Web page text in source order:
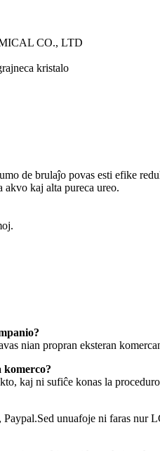
CO., LTD
kristalo
de brulaĵo povas esti efike
akvo kaj alta pureca ureo.
nian propran eksteran
kaj ni sufiĉe konas la
unuafoje ni faras nur